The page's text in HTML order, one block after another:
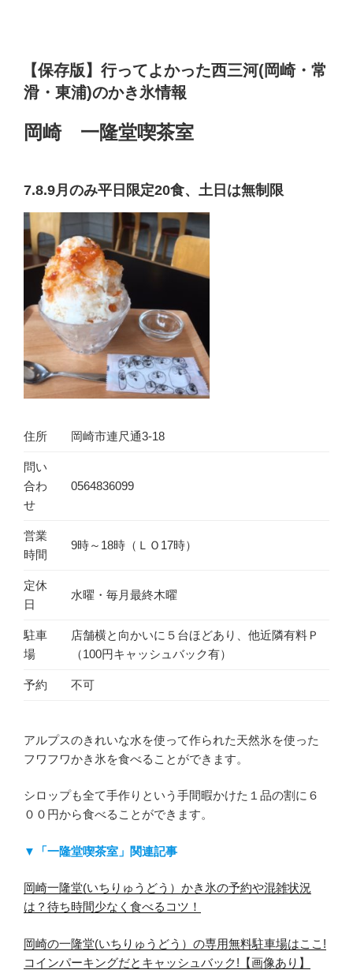
【保存版】行ってよかった西三河(岡崎・常
滑・東浦)のかき氷情報
岡崎 一隆堂喫茶室
7.8.9月のみ平日限定20食、土日は無制限
住所 岡崎市連尺通3-18
問い
合わ
せ
0564836099
営業
時間
9時～18時（ＬＯ17時）
定休
日
水曜・毎月最終木曜
駐車
場
店舗横と向かいに５台ほどあり、他近隣有料Ｐ
（100円キャッシュバック有）
予約 不可
アルプスのきれいな水を使って作られた天然氷を使った
フワフワかき氷を食べることができます。
シロップも全て手作りという手間暇かけた１品の割に６
００円から食べることができます。
▼「一隆堂喫茶室」関連記事
岡崎一隆堂(いちりゅうどう）かき氷の予約や混雑状況
は？待ち時間少なく食べるコツ！
岡崎の一隆堂(いちりゅうどう）の専用無料駐車場はここ!
コインパーキングだとキャッシュバック!【画像あり】